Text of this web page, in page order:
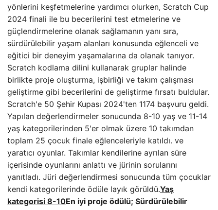
yönlerini keşfetmelerine yardımcı olurken, Scratch Cup
2024 finali ile bu becerilerini test etmelerine ve
güçlendirmelerine olanak sağlamanın yanı sıra,
sürdürülebilir yaşam alanları konusunda eğlenceli ve
eğitici bir deneyim yaşamalarına da olanak tanıyor.
Scratch kodlama dilini kullanarak gruplar halinde
birlikte proje oluşturma, işbirliği ve takım çalışması
geliştirme gibi becerilerini de geliştirme fırsatı buldular.
Scratch'e 50 Şehir Kupası 2024'ten 1174 başvuru geldi.
Yapılan değerlendirmeler sonucunda 8-10 yaş ve 11-14
yaş kategorilerinden 5'er olmak üzere 10 takımdan
toplam 25 çocuk finale eğlenceleriyle katıldı. ve
yaratıcı oyunlar. Takımlar kendilerine ayrılan süre
içerisinde oyunlarını anlattı ve jürinin sorularını
yanıtladı. Jüri değerlendirmesi sonucunda tüm çocuklar
kendi kategorilerinde ödüle layık görüldü.Yaş
kategorisi 8-10En iyi proje ödülü; Sürdürülebilir